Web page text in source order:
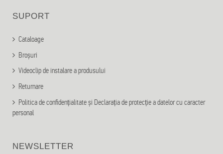
SUPORT
Cataloage
Broșuri
Videoclip de instalare a produsului
Returnare
Politica de confidențialitate și Declarația de protecție a datelor cu caracter
personal
NEWSLETTER